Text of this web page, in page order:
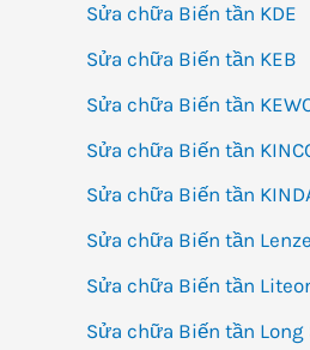
Sửa chữa Biến tần KDE
Sửa chữa Biến tần KEB
Sửa chữa Biến tần
Sửa chữa Biến tần
Sửa chữa Biến tần
Sửa chữa Biến tần Lenze
Sửa chữa Biến tần
Sửa chữa Biến tần Long